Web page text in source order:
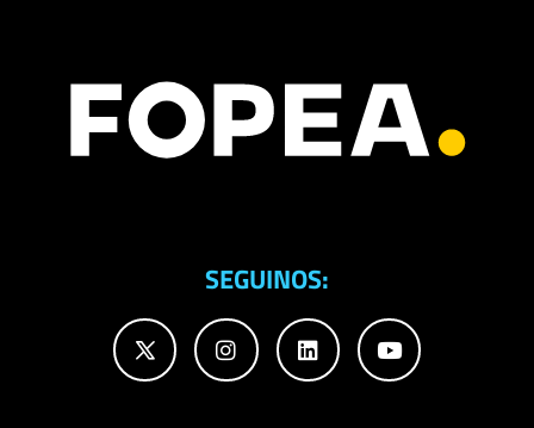
SEGUINOS: